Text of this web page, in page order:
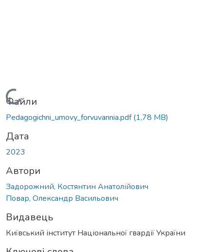
Вантажиться...
Файли
Pedagogichni_umovy_forvuvannia.pdf(1,78 MB)
Дата
2023
Автори
Задорожний, Костянтин Анатолійович
Повар, Олександр Васильович
Видавець
Київський інститут Національної гвардії України